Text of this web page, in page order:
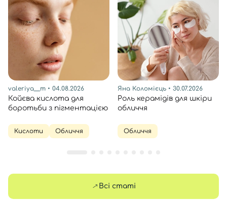
valeriya__m • 04.08.2026
Койєва кислота для
боротьби з пігментацією
Кислоти Обличчя
Яна Коломієць • 30.07.2026
Роль керамідів для шкіри
обличчя
Обличчя
Всі статі